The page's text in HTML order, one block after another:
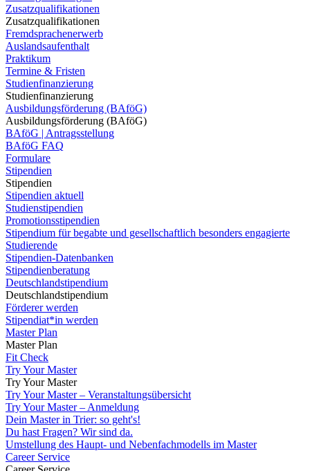
Zusatzqualifikationen
Zusatzqualifikationen
Fremdsprachenerwerb
Auslandsaufenthalt
Praktikum
Termine & Fristen
Studienfinanzierung
Studienfinanzierung
Ausbildungsförderung (BAföG)
Ausbildungsförderung (BAföG)
BAföG | Antragsstellung
BAföG FAQ
Formulare
Stipendien
Stipendien
Stipendien aktuell
Studienstipendien
Promotionsstipendien
Stipendium für begabte und gesellschaftlich besonders engagierte
Studierende
Stipendien-Datenbanken
Stipendienberatung
Deutschlandstipendium
Deutschlandstipendium
Förderer werden
Stipendiat*in werden
Master Plan
Master Plan
Fit Check
Try Your Master
Try Your Master
Try Your Master – Veranstaltungsübersicht
Try Your Master – Anmeldung
Dein Master in Trier: so geht's!
Du hast Fragen? Wir sind da.
Umstellung des Haupt- und Nebenfachmodells im Master
Career Service